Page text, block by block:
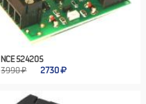
NCE 524205
3990 ₽
2730